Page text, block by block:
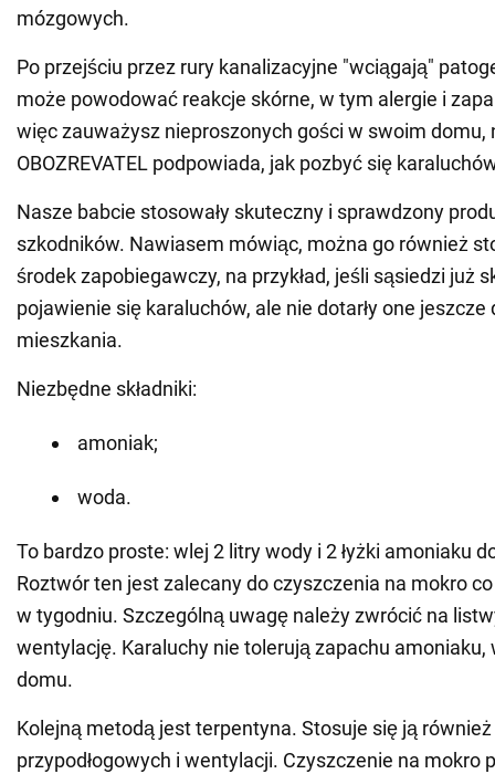
mózgowych.
Po przejściu przez rury kanalizacyjne "wciągają"
może powodować reakcje skórne, w tym alergie i
więc zauważysz nieproszonych gości w swoim domu,
OBOZREVATEL podpowiada, jak pozbyć się
Nasze babcie stosowały skuteczny i sprawdzony
szkodników. Nawiasem mówiąc, można go również
środek zapobiegawczy, na przykład, jeśli sąsiedzi już
pojawienie się karaluchów, ale nie dotarły one jeszcze
mieszkania.
Niezbędne składniki:
amoniak;
woda.
To bardzo proste: wlej 2 litry wody i 2 łyżki amoniaku
Roztwór ten jest zalecany do czyszczenia na mokro
w tygodniu. Szczególną uwagę należy zwrócić na
wentylację. Karaluchy nie tolerują zapachu amoniaku,
domu.
Kolejną metodą jest terpentyna. Stosuje się ją
przypodłogowych i wentylacji. Czyszczenie na mokro